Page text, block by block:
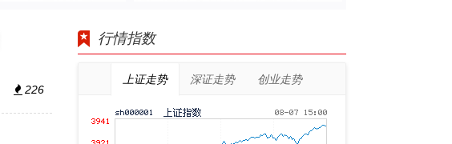
226
行情指数
上证走势 深证走势 创业走势